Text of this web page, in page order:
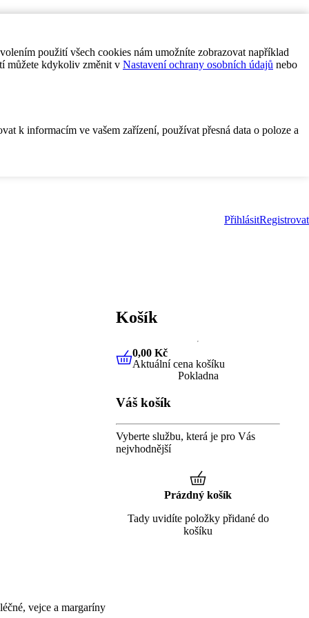
použití všech cookies nám umožníte zobrazovat například
můžete kdykoliv změnit v Nastavení ochrany osobních údajů nebo
k informacím ve vašem zařízení, používat přesná data o poloze a
PřihlásitRegistrovat
vejce a margaríny
Košík
0,00 KčAktuální cena košíku
0,00 Kč
Aktuální cena košíku
Pokladna
Váš košík
Vyberte službu, která je pro Vás
nejvhodnější
Prázdný košík
Tady uvidíte položky přidané do
košíku